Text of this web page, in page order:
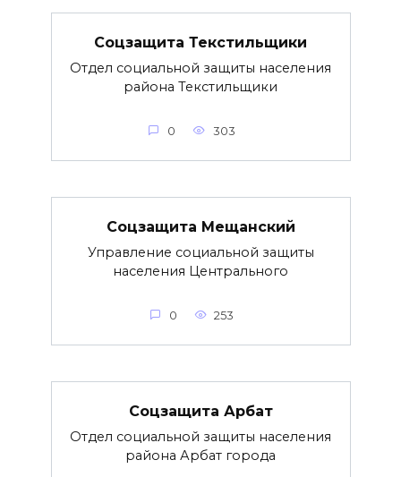
Соцзащита Текстильщики
Отдел социальной защиты населения
района Текстильщики
0 303
Соцзащита Мещанский
Управление социальной защиты
населения Центрального
0 253
Соцзащита Арбат
Отдел социальной защиты населения
района Арбат города